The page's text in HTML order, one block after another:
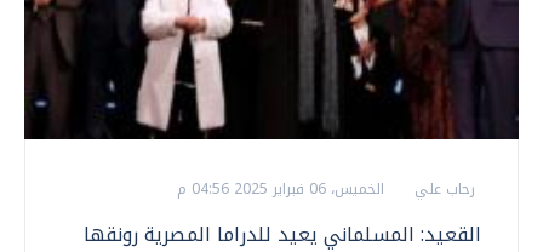
رحاب علي الخميس، 06 فبراير 2025 04:56 م
القعيد: المسلماني يعيد للدراما المصرية رونقها